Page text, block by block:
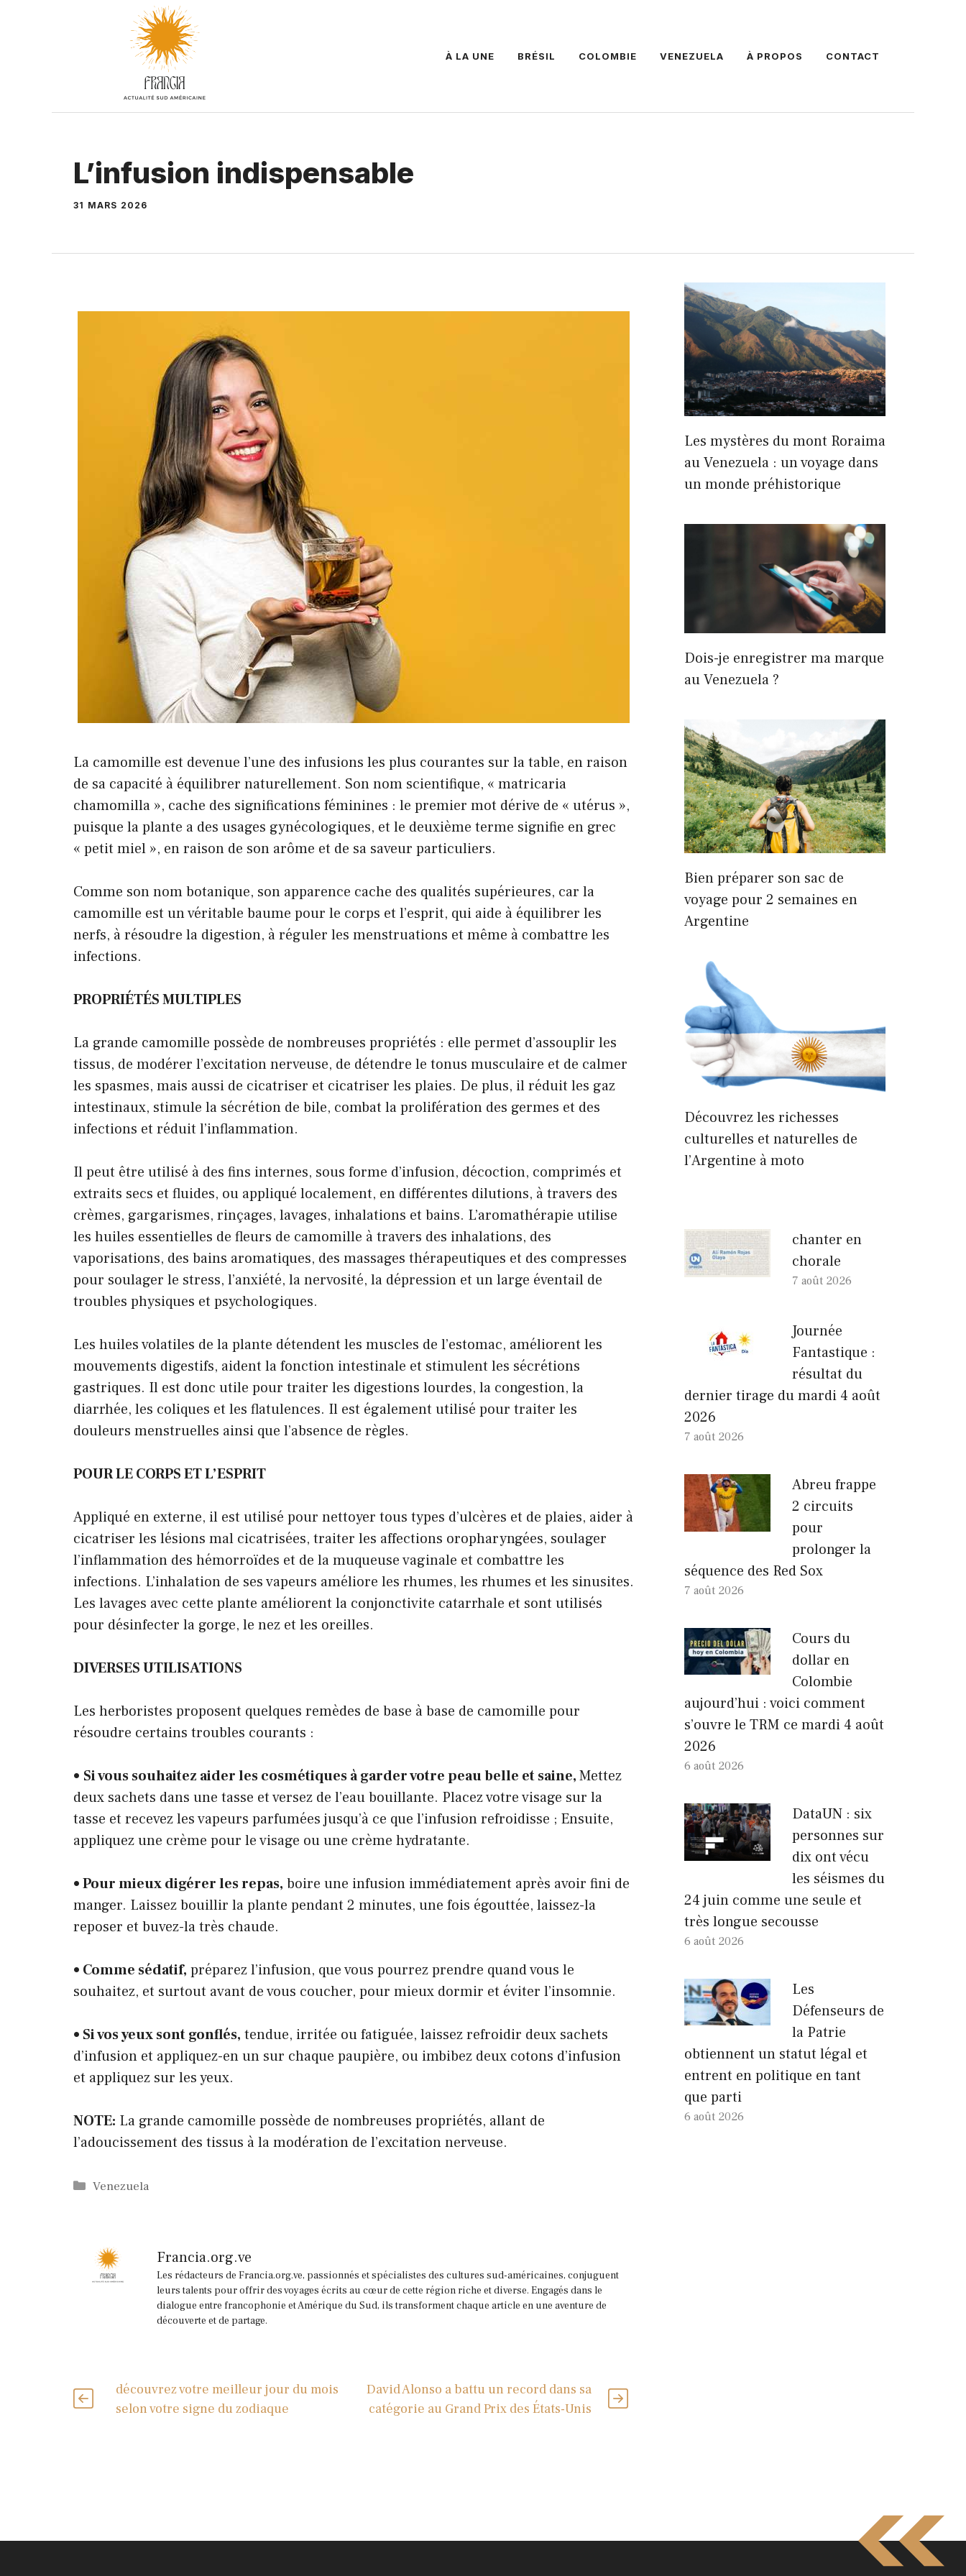
À LA UNE BRÉSIL COLOMBIE VENEZUELA À PROPOS CONTACT
L’infusion indispensable
31 MARS 2026
La camomille est devenue l’une des infusions les plus courantes sur la table, en raison
de sa capacité à équilibrer naturellement. Son nom scientifique, « matricaria
chamomilla », cache des significations féminines : le premier mot dérive de « utérus »,
puisque la plante a des usages gynécologiques, et le deuxième terme signifie en grec
« petit miel », en raison de son arôme et de sa saveur particuliers.
Comme son nom botanique, son apparence cache des qualités supérieures, car la
camomille est un véritable baume pour le corps et l’esprit, qui aide à équilibrer les
nerfs, à résoudre la digestion, à réguler les menstruations et même à combattre les
infections.
PROPRIÉTÉS MULTIPLES
La grande camomille possède de nombreuses propriétés : elle permet d’assouplir les
tissus, de modérer l’excitation nerveuse, de détendre le tonus musculaire et de calmer
les spasmes, mais aussi de cicatriser et cicatriser les plaies. De plus, il réduit les gaz
intestinaux, stimule la sécrétion de bile, combat la prolifération des germes et des
infections et réduit l’inflammation.
Il peut être utilisé à des fins internes, sous forme d’infusion, décoction, comprimés et
extraits secs et fluides, ou appliqué localement, en différentes dilutions, à travers des
crèmes, gargarismes, rinçages, lavages, inhalations et bains. L’aromathérapie utilise
les huiles essentielles de fleurs de camomille à travers des inhalations, des
vaporisations, des bains aromatiques, des massages thérapeutiques et des compresses
pour soulager le stress, l’anxiété, la nervosité, la dépression et un large éventail de
troubles physiques et psychologiques.
Les huiles volatiles de la plante détendent les muscles de l’estomac, améliorent les
mouvements digestifs, aident la fonction intestinale et stimulent les sécrétions
gastriques. Il est donc utile pour traiter les digestions lourdes, la congestion, la
diarrhée, les coliques et les flatulences. Il est également utilisé pour traiter les
douleurs menstruelles ainsi que l’absence de règles.
POUR LE CORPS ET L’ESPRIT
Appliqué en externe, il est utilisé pour nettoyer tous types d’ulcères et de plaies, aider à
cicatriser les lésions mal cicatrisées, traiter les affections oropharyngées, soulager
l’inflammation des hémorroïdes et de la muqueuse vaginale et combattre les
infections. L’inhalation de ses vapeurs améliore les rhumes, les rhumes et les sinusites.
Les lavages avec cette plante améliorent la conjonctivite catarrhale et sont utilisés
pour désinfecter la gorge, le nez et les oreilles.
DIVERSES UTILISATIONS
Les herboristes proposent quelques remèdes de base à base de camomille pour
résoudre certains troubles courants :
• Si vous souhaitez aider les cosmétiques à garder votre peau belle et saine,Mettez
deux sachets dans une tasse et versez de l’eau bouillante. Placez votre visage sur la
tasse et recevez les vapeurs parfumées jusqu’à ce que l’infusion refroidisse ; Ensuite,
appliquez une crème pour le visage ou une crème hydratante.
• Pour mieux digérer les repas, boire une infusion immédiatement après avoir fini de
manger. Laissez bouillir la plante pendant 2 minutes, une fois égouttée, laissez-la
reposer et buvez-la très chaude.
• Comme sédatif, préparez l’infusion, que vous pourrez prendre quand vous le
souhaitez, et surtout avant de vous coucher, pour mieux dormir et éviter l’insomnie.
• Si vos yeux sont gonflés, tendue, irritée ou fatiguée, laissez refroidir deux sachets
d’infusion et appliquez-en un sur chaque paupière, ou imbibez deux cotons d’infusion
et appliquez sur les yeux.
NOTE: La grande camomille possède de nombreuses propriétés, allant de
l’adoucissement des tissus à la modération de l’excitation nerveuse.
Catégories
Venezuela
Francia.org.ve
Les rédacteurs de Francia.org.ve, passionnés et spécialistes des cultures sud-américaines, conjuguent
leurs talents pour offrir des voyages écrits au cœur de cette région riche et diverse. Engagés dans le
dialogue entre francophonie et Amérique du Sud, ils transforment chaque article en une aventure de
découverte et de partage.
découvrez votre meilleur jour du mois
selon votre signe du zodiaque
David Alonso a battu un record dans sa
catégorie au Grand Prix des États-Unis
Les mystères du mont Roraima
au Venezuela : un voyage dans
un monde préhistorique
Dois-je enregistrer ma marque
au Venezuela ?
Bien préparer son sac de
voyage pour 2 semaines en
Argentine
Découvrez les richesses
culturelles et naturelles de
l’Argentine à moto
chanter en
chorale
7 août 2026
Journée
Fantastique :
résultat du
dernier tirage du mardi 4 août
2026
7 août 2026
Abreu frappe
2 circuits
pour
prolonger la
séquence des Red Sox
7 août 2026
Cours du
dollar en
Colombie
aujourd’hui : voici comment
s’ouvre le TRM ce mardi 4 août
2026
6 août 2026
DataUN : six
personnes sur
dix ont vécu
les séismes du
24 juin comme une seule et
très longue secousse
6 août 2026
Les
Défenseurs de
la Patrie
obtiennent un statut légal et
entrent en politique en tant
que parti
6 août 2026